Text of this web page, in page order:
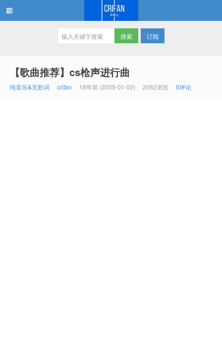
订阅
【歌曲推荐】cs枪声进行曲
纯音乐&无歌词 crifan 18年前 (2009-01-02) 2062浏览 0评论